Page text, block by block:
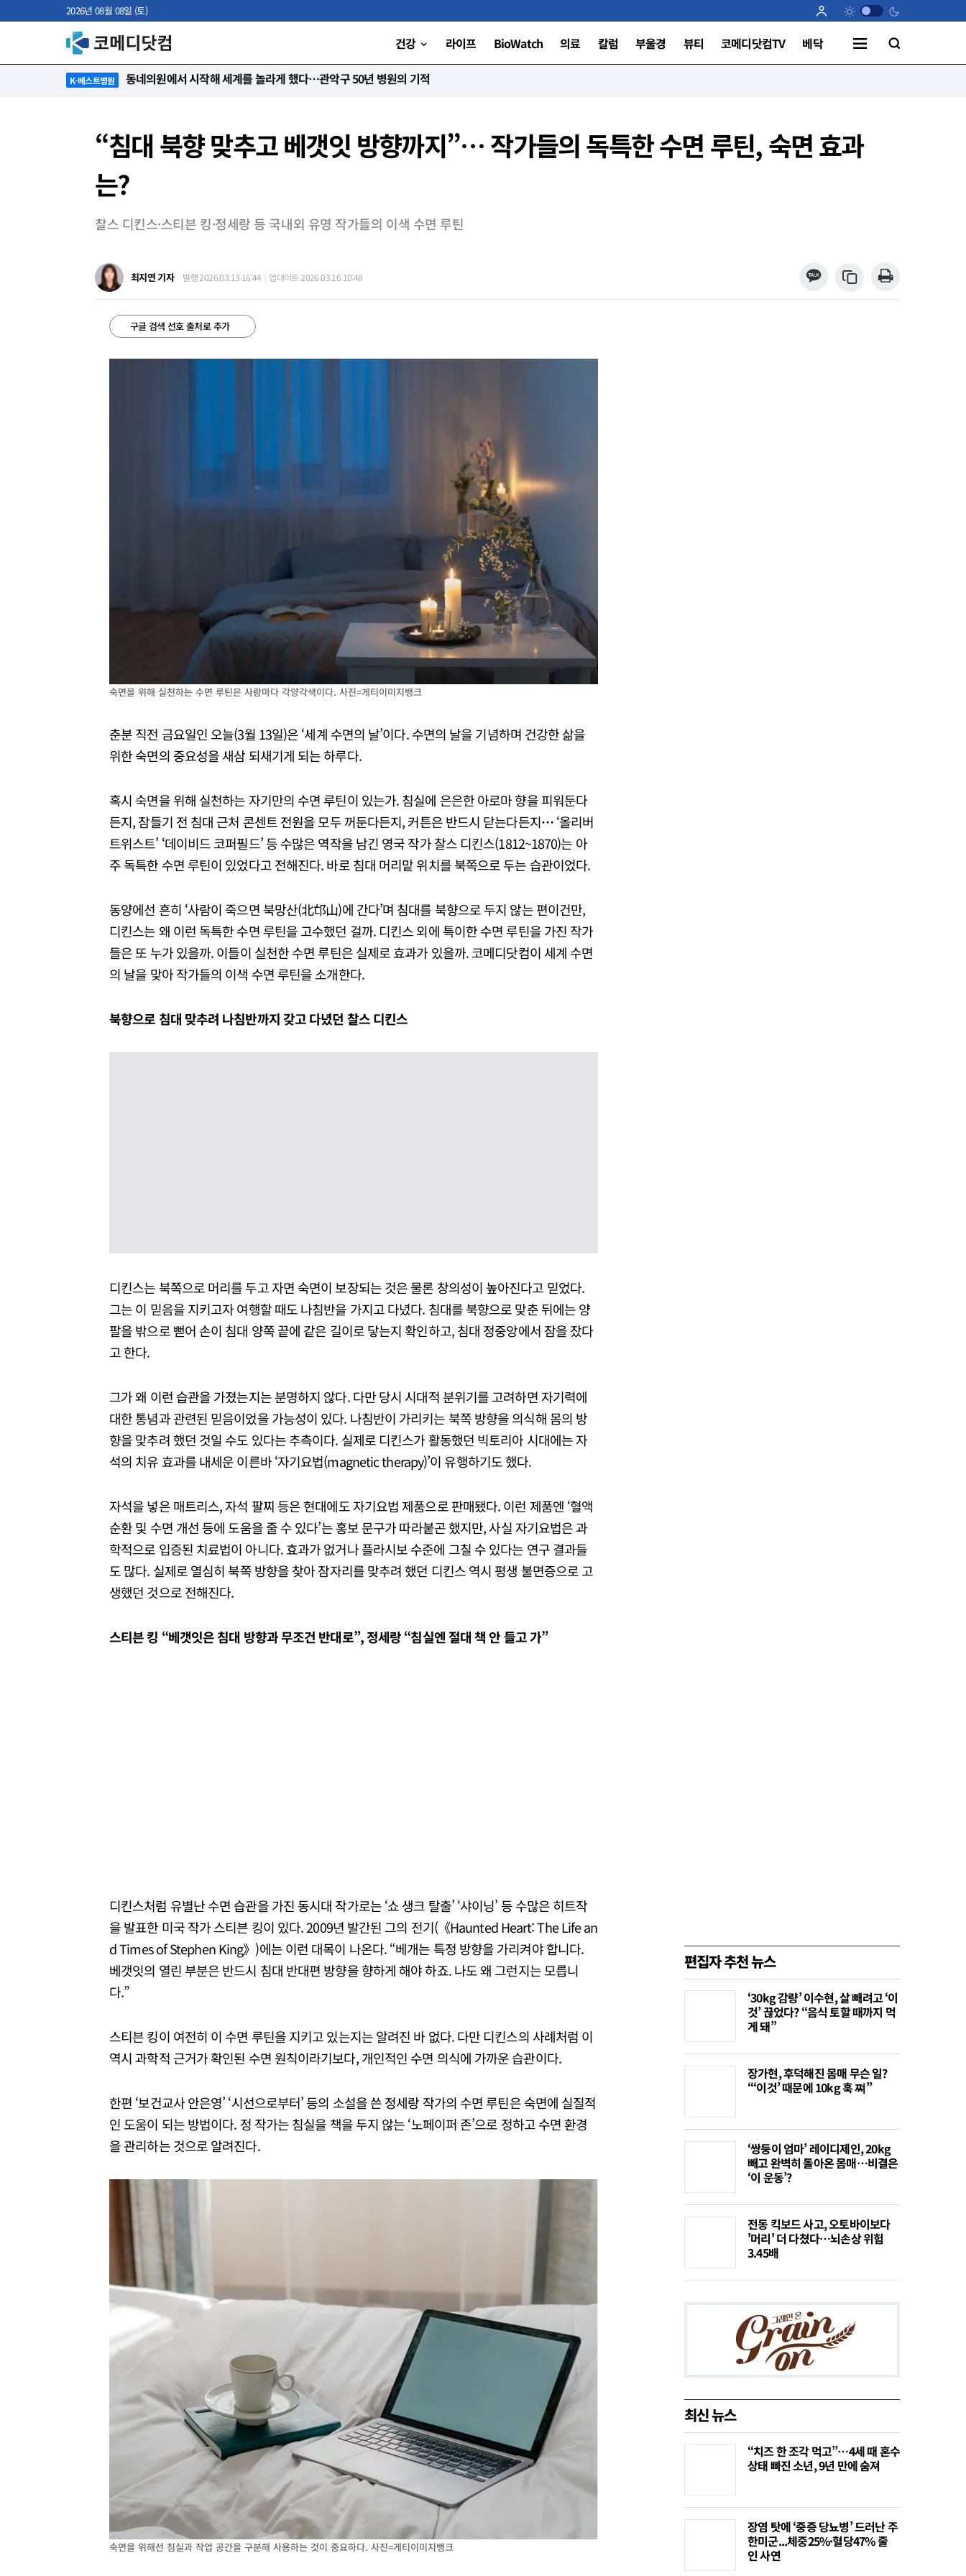
2026년 08월 08일 (토)
건강 라이프 BioWatch 의료 칼럼 부울경 뷰티 코메디닷컴TV 베닥
K-베스트병원 “절대 먼저 말하지 않아요. 대신 먼저 듣습니다”
“침대 북향 맞추고 베갯잇 방향까지”⋯ 작가들의 독특한 수면 루틴, 숙면 효과
는?
찰스 디킨스·스티븐 킹·정세랑 등 국내외 유명 작가들의 이색 수면 루틴
최지연 기자 발행 2026.03.13 16:44 업데이트 2026.03.16 10:48
구글 검색 선호 출처로 추가
숙면을 위해 실천하는 수면 루틴은 사람마다 각양각색이다. 사진=게티이미지뱅크
춘분 직전 금요일인 오늘(3월 13일)은 ‘세계 수면의 날’이다. 수면의 날을 기념하며 건강한 삶을
위한 숙면의 중요성을 새삼 되새기게 되는 하루다.
혹시 숙면을 위해 실천하는 자기만의 수면 루틴이 있는가. 침실에 은은한 아로마 향을 피워둔다
든지, 잠들기 전 침대 근처 콘센트 전원을 모두 꺼둔다든지, 커튼은 반드시 닫는다든지⋯‘올리버
트위스트’ ‘데이비드 코퍼필드’ 등 수많은 역작을 남긴 영국 작가 찰스 디킨스(1812~1870)는 아
주 독특한 수면 루틴이 있었다고 전해진다. 바로 침대 머리맡 위치를 북쪽으로 두는 습관이었다.
동양에선 흔히 ‘사람이 죽으면 북망산(北邙山)에 간다’며 침대를 북향으로 두지 않는 편이건만,
디킨스는 왜 이런 독특한 수면 루틴을 고수했던 걸까. 디킨스 외에 특이한 수면 루틴을 가진 작가
들은 또 누가 있을까. 이들이 실천한 수면 루틴은 실제로 효과가 있을까. 코메디닷컴이 세계 수면
의 날을 맞아 작가들의 이색 수면 루틴을 소개한다.
북향으로 침대 맞추려 나침반까지 갖고 다녔던 찰스 디킨스
디킨스는 북쪽으로 머리를 두고 자면 숙면이 보장되는 것은 물론 창의성이 높아진다고 믿었다.
그는 이 믿음을 지키고자 여행할 때도 나침반을 가지고 다녔다. 침대를 북향으로 맞춘 뒤에는 양
팔을 밖으로 뻗어 손이 침대 양쪽 끝에 같은 길이로 닿는지 확인하고, 침대 정중앙에서 잠을 잤다
고 한다.
그가 왜 이런 습관을 가졌는지는 분명하지 않다. 다만 당시 시대적 분위기를 고려하면 자기력에
대한 통념과 관련된 믿음이었을 가능성이 있다. 나침반이 가리키는 북쪽 방향을 의식해 몸의 방
향을 맞추려 했던 것일 수도 있다는 추측이다. 실제로 디킨스가 활동했던 빅토리아 시대에는 자
석의 치유 효과를 내세운 이른바 ‘자기요법(magnetic therapy)’이 유행하기도 했다.
자석을 넣은 매트리스, 자석 팔찌 등은 현대에도 자기요법 제품으로 판매됐다. 이런 제품엔 ‘혈액
순환 및 수면 개선 등에 도움을 줄 수 있다’는 홍보 문구가 따라붙곤 했지만, 사실 자기요법은 과
학적으로 입증된 치료법이 아니다. 효과가 없거나 플라시보 수준에 그칠 수 있다는 연구 결과들
도 많다. 실제로 열심히 북쪽 방향을 찾아 잠자리를 맞추려 했던 디킨스 역시 평생 불면증으로 고
생했던 것으로 전해진다.
스티븐 킹 “베갯잇은 침대 방향과 무조건 반대로”, 정세랑 “침실엔 절대 책 안 들고가”
디킨스처럼 유별난 수면 습관을 가진 동시대 작가로는 ‘쇼 생크 탈출’ ‘샤이닝’ 등 수많은 히트작
을 발표한 미국 작가 스티븐 킹이 있다. 2009년 발간된 그의 전기(《Haunted Heart: The Life an
d Times of Stephen King》)에는 이런 대목이 나온다. “베개는 특정 방향을 가리켜야 합니다.
베갯잇의 열린 부분은 반드시 침대 반대편 방향을 향하게 해야 하죠. 나도 왜 그런지는 모릅니
다.”
스티븐 킹이 여전히 이 수면 루틴을 지키고 있는지는 알려진 바 없다. 다만 디킨스의 사례처럼 이
역시 과학적 근거가 확인된 수면 원칙이라기보다, 개인적인 수면 의식에 가까운 습관이다.
한편 ‘보건교사 안은영’ ‘시선으로부터’ 등의 소설을 쓴 정세랑 작가의 수면 루틴은 숙면에 실질적
인 도움이 되는 방법이다. 정 작가는 침실을 책을 두지 않는 ‘노페이퍼 존’으로 정하고 수면 환경
을 관리하는 것으로 알려진다.
숙면을 위해선 침실과 작업 공간을 구분해 사용하는 것이 중요하다. 사진=게티이미지뱅크
편집자 추천 뉴스
‘30kg 감량’ 이수현, 살 빼려고 ‘이
것’ 끊었다? “음식 토할 때까지 먹
게 돼”
장가현, 후덕해진 몸매 무슨 일?
“‘이것’ 때문에 10kg 훅 쪄”
‘쌍둥이 엄마’ 레이디제인, 20kg
빼고 완벽히 돌아온 몸매…비결은
‘이 운동’?
전동 킥보드 사고, 오토바이보다
'머리' 더 다쳤다…뇌손상 위험
3.45배
최신 뉴스
“치즈 한 조각 먹고”…4세 때 혼수
상태 빠진 소년, 9년 만에 숨져
장염 탓에 ‘중증 당뇨병’ 드러난 주
한미군...체중25%·혈당47% 줄
인 사연